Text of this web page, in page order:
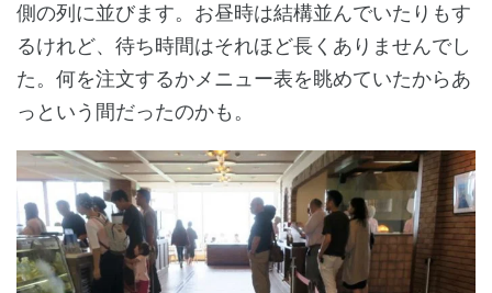
側の列に並びます。お昼時は結構並んでいたりもす
るけれど、待ち時間はそれほど長くありませんでし
た。何を注文するかメニュー表を眺めていたからあ
っという間だったのかも。